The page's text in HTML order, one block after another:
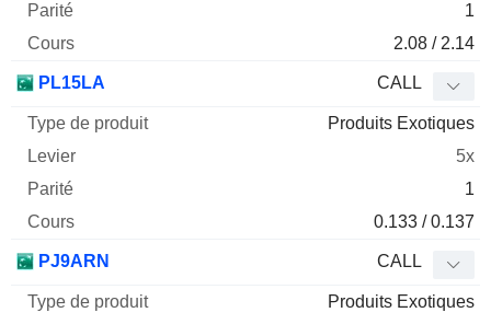
1
2.08 / 2.14
PL15LA CALL
Produits Exotiques
5x
1
0.133 / 0.137
PJ9ARN CALL
Produits Exotiques